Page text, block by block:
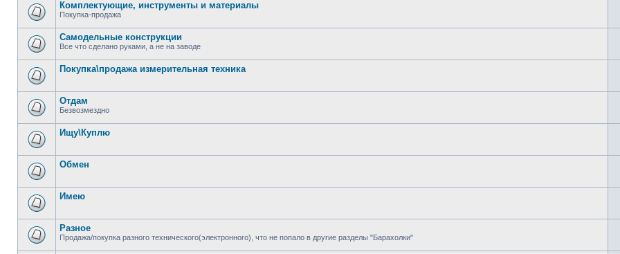
Комплектующие, инструменты и материалы
Покупка-продажа
Самодельные конструкции
Все что сделано руками, а не на заводе
Покупка\продажа измерительная техника
Отдам
Безвозмездно
Ищу\Куплю
Обмен
Имею
Разное
Продажа/покупка разного технического(электронного), что не попало в другие разделы "Барахолки"